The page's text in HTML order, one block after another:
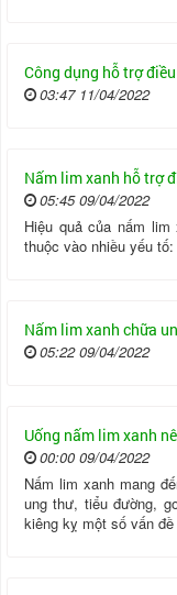
Công dụng hỗ trợ
03:47 11/04/2022
Nấm lim xanh hỗ trợ
05:45 09/04/2022
Hiệu quả của nấm
thuộc vào nhiều yếu
Nấm lim xanh chữa
05:22 09/04/2022
Uống nấm lim xanh
00:00 09/04/2022
Nấm lim xanh mang
ung thư, tiểu đường,
kiêng kỵ một số vấn